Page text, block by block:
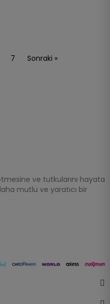
7 Sonraki »
ve tutkularını hayata
mutlu ve yaratıcı bir